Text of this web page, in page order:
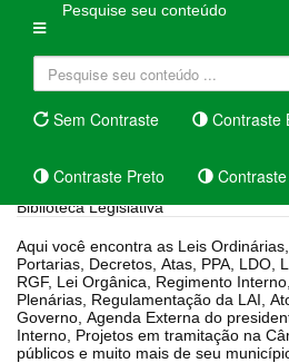
Pesquise seu conteúdo
Sem Contraste Contraste
Contraste Preto
Biblioteca Legislativa
Aqui você encontra as Leis Ordinárias, Leis
Portarias, Decretos, Atas, PPA, LDO, LOA,
RGF, Lei Orgânica, Regimento
Plenárias, Regulamentação da LAI,
Governo, Agenda Externa do presidente, Relatório do Controle
Interno, Projetos em tramitação na Câmara, Controle dos bens
públicos e muito mais de seu